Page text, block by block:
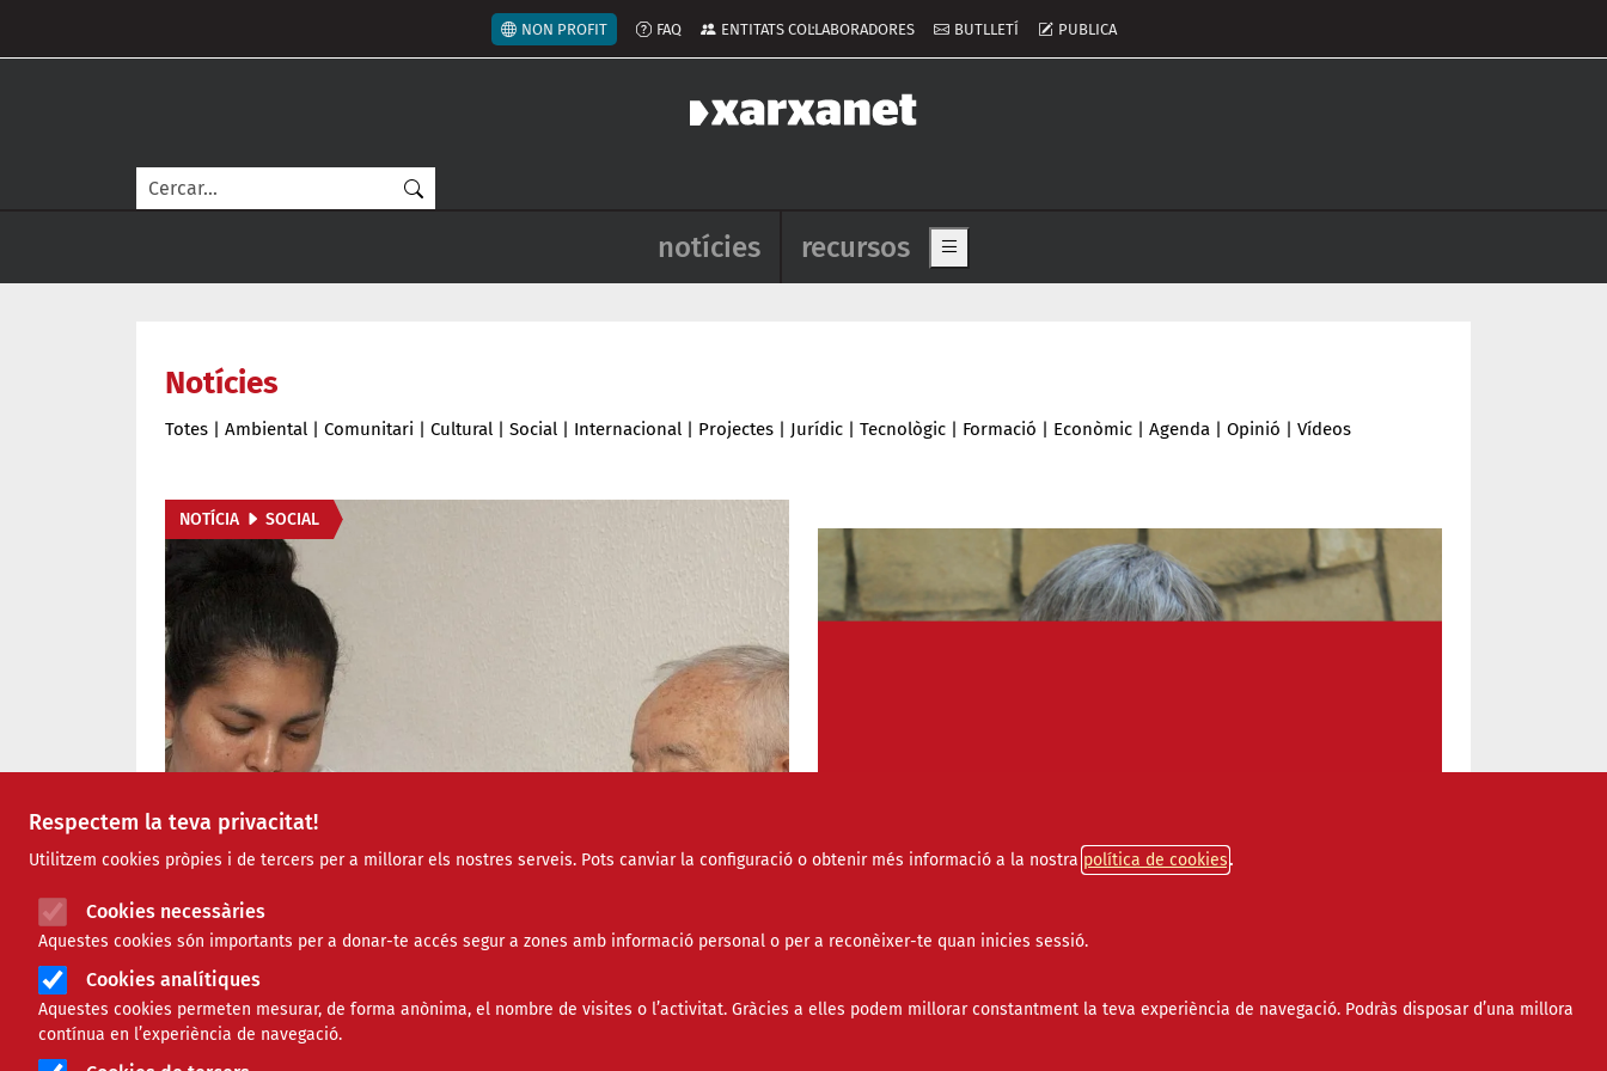
Respectem la teva privacitat!
Utilitzem cookies pròpies i de tercers per a millorar els nostres serveis. Pots canviar la configuració o obtenir més informació a la nostra política de cookies
Cookies necessàries
Aquestes cookies són importants per a donar-te accés segur a zones amb informació personal o per a reconèixer-te quan inicies sessió.
Cookies analítiques
Aquestes cookies permeten mesurar, de forma anònima, el nombre de visites o l’activitat. Gràcies a elles podem millorar constantment la teva experiència de navegació. Podràs disposar d’una millora
contínua en l’experiència de navegació.
Menú del compte d'usuari
NON PROFIT FAQ ENTITATS COL·LABORADORES BUTLLETÍ PUBLICA
Cerca
Navegació principal de l'encapçalament
notícies recursos Show main menu
Notícies
Totes | Ambiental | Comunitari | Cultural | Social | Internacional | Projectes | Jurídic | Tecnològic | Formació | Econòmic | Agenda | Opinió | Vídeos
NOTÍCIA SOCIAL
Toni Codina: "La realitat virtual enforteix la